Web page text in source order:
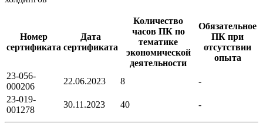
Номер
сертификата
Дата
сертификата
Количество
часов ПК по
тематике
экономической
деятельности
Обязательное
ПК при
отсутствии
опыта
23-056-
000206
22.06.2023 8
-
23-019-
001278
30.11.2023 40 -